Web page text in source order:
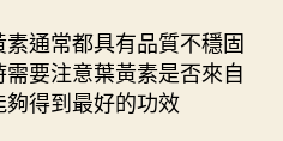
通常都具有品質不穩固
要注意葉黃素是否來自
得到最好的功效